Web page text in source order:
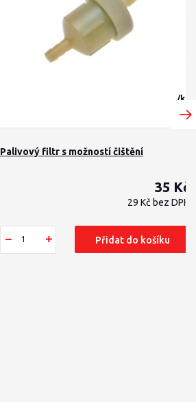
Palivový filtr s možností čištění
35 Kč
/ks
29 Kč bez DPH
Přidat do košíku